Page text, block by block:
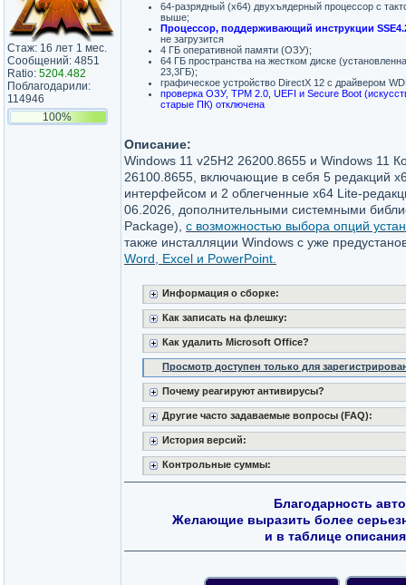
Стаж: 16 лет 1 мес.
Сообщений: 4851
Ratio: 5204.482
Поблагодарили:
114946
100%
64-разрядный (x64) двухъядерный процессор с
выше;
Процессор, поддерживающий инструкции
не загрузится
4 ГБ оперативной памяти (ОЗУ);
64 ГБ пространства на жестком диске
23,3ГБ);
графическое устройство DirectX 12 с драйвером
проверка ОЗУ, TPM 2.0, UEFI и Secure Boot
старые ПК) отключена
Описание:
Windows 11 v25H2 26200.8655 и Windows 11
26100.8655, включающие в себя 5 редакций
интерфейсом и 2 облегченные x64 Lite-
06.2026, дополнительными системными
Package), с возможностью выбора опций
также инсталляции Windows c уже
Word, Excel и PowerPoint.
Информация о сборке:
Как записать на флешку:
Как удалить Microsoft Office?
Просмотр доступен только для
Почему реагируют антивирусы?
Другие часто задаваемые вопросы (FAQ):
История версий:
Контрольные суммы:
Благодарность
Желающие выразить более
и в таблице